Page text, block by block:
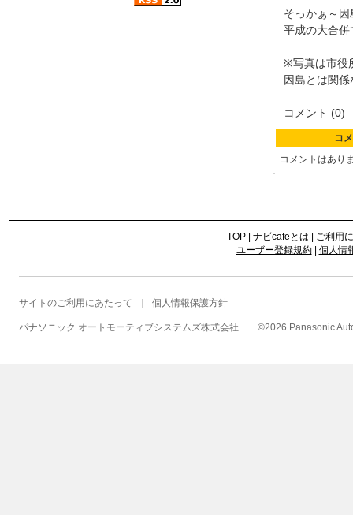
そっかぁ～
平成の大合
※写真は市役
因島とは関
コメント (0)
コ
コメントはあり
TOP ナビcafeとは
ご利用
ユーザー登録規約| 個人情
サイトのご利用にあたって 個人情報保護方針
パナソニック オートモーティブシステムズ株式会社 ©2026 Panasonic